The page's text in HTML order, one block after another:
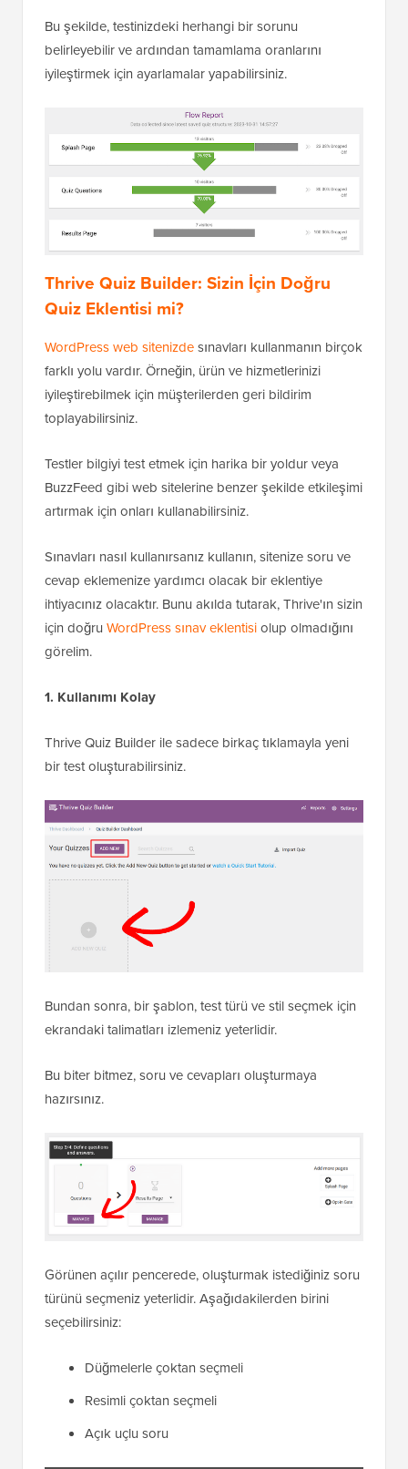
Bu şekilde, testinizdeki herhangi bir sorunu
belirleyebilir ve ardından tamamlama oranlarını
iyileştirmek için ayarlamalar yapabilirsiniz.
Thrive Quiz Builder: Sizin İçin Doğru
Quiz Eklentisi mi?
WordPress web sitenizdesınavları kullanmanın birçok
farklı yolu vardır. Örneğin, ürün ve hizmetlerinizi
iyileştirebilmek için müşterilerden geri bildirim
toplayabilirsiniz.
Testler bilgiyi test etmek için harika bir yoldur veya
BuzzFeed gibi web sitelerine benzer şekilde etkileşimi
artırmak için onları kullanabilirsiniz.
Sınavları nasıl kullanırsanız kullanın, sitenize soru ve
cevap eklemenize yardımcı olacak bir eklentiye
ihtiyacınız olacaktır. Bunu akılda tutarak, Thrive'ın sizin
için doğru WordPress sınav eklentisiolup olmadığını
görelim.
1. Kullanımı Kolay
Thrive Quiz Builder ile sadece birkaç tıklamayla yeni
bir test oluşturabilirsiniz.
Bundan sonra, bir şablon, test türü ve stil seçmek için
ekrandaki talimatları izlemeniz yeterlidir.
Bu biter bitmez, soru ve cevapları oluşturmaya
hazırsınız.
Görünen açılır pencerede, oluşturmak istediğiniz soru
türünü seçmeniz yeterlidir. Aşağıdakilerden birini
seçebilirsiniz:
Düğmelerle çoktan seçmeli
Resimli çoktan seçmeli
Açık uçlu soru